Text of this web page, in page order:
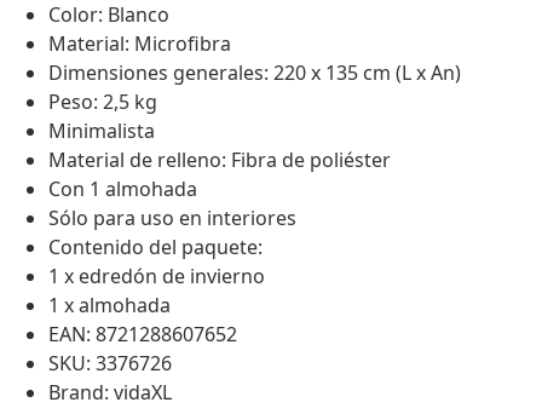
Color: Blanco
Material: Microfibra
Dimensiones generales: 220 x 135 cm (L x An)
Peso: 2,5 kg
Minimalista
Material de relleno: Fibra de poliéster
Con 1 almohada
Sólo para uso en interiores
Contenido del paquete:
1 x edredón de invierno
1 x almohada
EAN: 8721288607652
SKU: 3376726
Brand: vidaXL